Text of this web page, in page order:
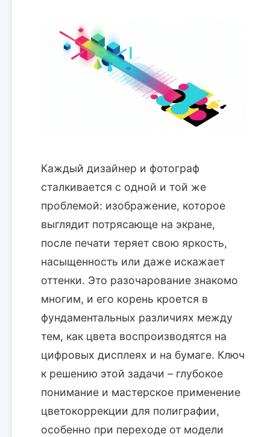
Каждый дизайнер и фотограф
сталкивается с одной и той же
проблемой: изображение, которое
выглядит потрясающе на экране,
после печати теряет свою яркость,
насыщенность или даже искажает
оттенки. Это разочарование знакомо
многим, и его корень кроется в
фундаментальных различиях между
тем, как цвета воспроизводятся на
цифровых дисплеях и на бумаге. Ключ
к решению этой задачи – глубокое
понимание и мастерское применение
цветокоррекции для полиграфии,
особенно при переходе от модели